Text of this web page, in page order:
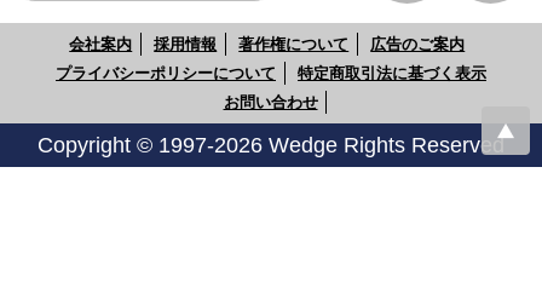
会社案内 採用情報 著作権について
広告のご案内
プライバシーポリシーについて
特定商取引法に基づく表示
お問い合わせ
Copyright © 1997-2026 Wedge Rights Reserved